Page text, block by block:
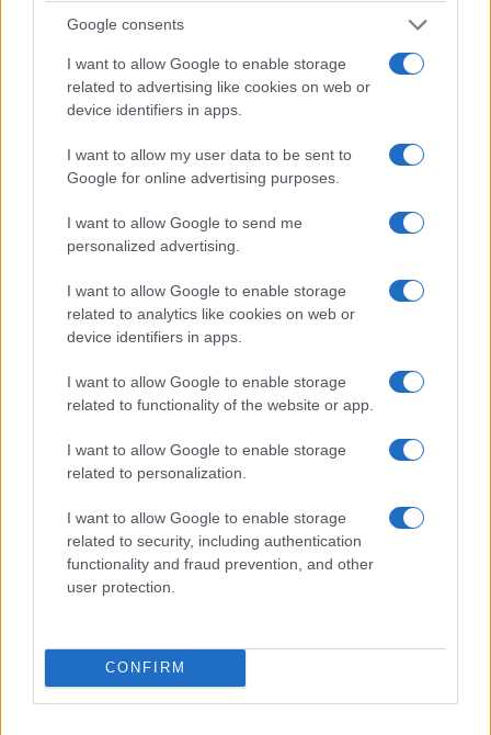
Google consents
I want to allow Google to enable storage
related to advertising like cookies on web or
device identifiers in apps.
I want to allow my user data to be sent to
Google for online advertising purposes.
I want to allow Google to send me
personalized advertising.
I want to allow Google to enable storage
related to analytics like cookies on web or
device identifiers in apps.
I want to allow Google to enable storage
related to functionality of the website or app.
I want to allow Google to enable storage
related to personalization.
I want to allow Google to enable storage
related to security, including authentication
functionality and fraud prevention, and other
user protection.
CONFIRM